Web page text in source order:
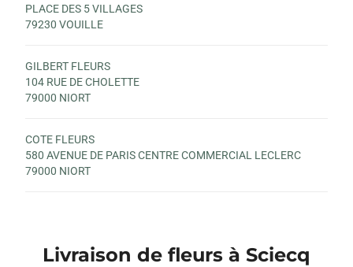
PLACE DES 5 VILLAGES
79230 VOUILLE
GILBERT FLEURS
104 RUE DE CHOLETTE
79000 NIORT
COTE FLEURS
580 AVENUE DE PARIS CENTRE COMMERCIAL LECLERC
79000 NIORT
Livraison de fleurs à Sciecq